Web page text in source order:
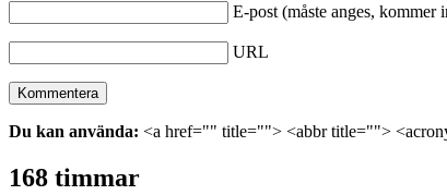
E-post (måste anges, kommer
URL
Du kan använda: <a href="" title=""> <abbr title="">
168 timmar